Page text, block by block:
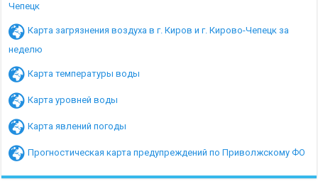
Чепецк
Карта загрязнения воздуха в г. Киров и г. Кирово-Чепецк за
неделю
Карта температуры воды
Карта уровней воды
Карта явлений погоды
Прогностическая карта предупреждений по Приволжскому ФО